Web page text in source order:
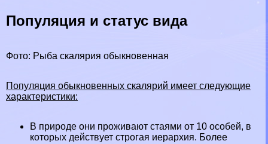
Популяция и статус вида
Фото: Рыба скалярия обыкновенная
Популяция обыкновенных скалярий имеет следующие
хаpaктеристики:
В природе они проживают стаями от 10 особей, в
которых действует строгая иерархия. Более